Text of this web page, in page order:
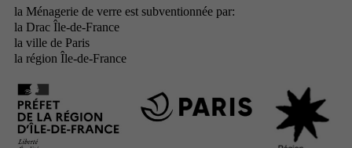
la Ménagerie de verre est subventionnée par:
la Drac Île-de-France
la ville de Paris
la région Île-de-France